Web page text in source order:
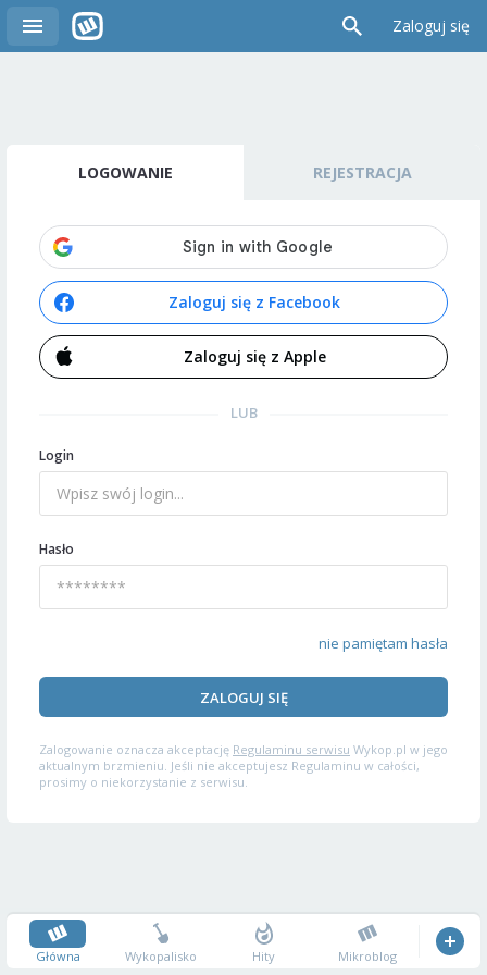
Zaloguj się
LOGOWANIE REJESTRACJA
Zaloguj się z Facebook
Zaloguj się z Apple
LUB
Login
Hasło
nie pamiętam hasła
ZALOGUJ SIĘ
Zalogowanie oznacza akceptację Regulaminu serwisu Wykop.pl w jego
aktualnym brzmieniu. Jeśli nie akceptujesz Regulaminu w całości,
prosimy o niekorzystanie z serwisu.
Główna Wykopalisko Hity Mikroblog